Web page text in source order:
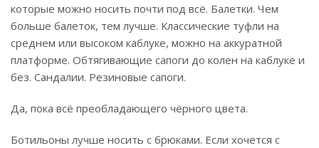
которые можно носить почти под всё. Балетки. Чем
больше балеток, тем лучше. Классические туфли на
среднем или высоком каблуке, можно на аккуратной
платформе. Обтягивающие сапоги до колен на каблуке и
без. Сандалии. Резиновые сапоги.
Да, пока всё преобладающего чёрного цвета.
Ботильоны лучше носить с брюками. Если хочется с